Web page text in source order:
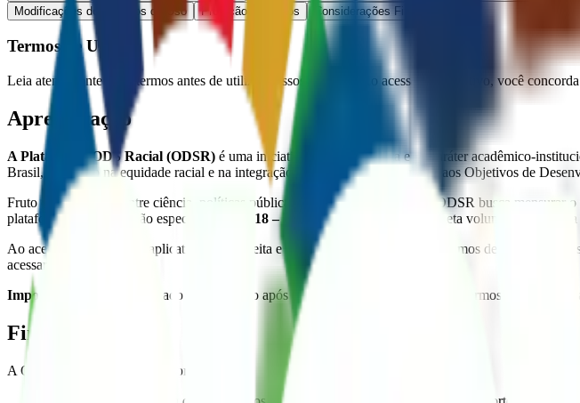
Modificações dos Termos de Uso
Proteção de Dados Considerações Finais
Termos de Uso
Leia atentamente estes termos antes de utilizar nossos serviços. Ao acessar o aplicativo, você
Apresentação
A Plataforma ODS Racial (ODSR) é uma iniciativa pública, gratuita e de caráter acadêmico-
Brasil, com foco na equidade racial e na integração da dimensão étnico-racial aos Objetivos de
Fruto da articulação entre ciência, políticas públicas e compromisso social, a ODSR busca mensurar
plataforma dedica atenção especial ao
ODS 18 – Igualdade Étnico-Racial
, meta voluntária
Ao acessar e utilizar este aplicativo, você aceita e concorda em cumprir estes Termos de Uso e todas
acessar este serviço.
Importante:
O uso continuado do aplicativo após quaisquer modificações nestes termos constitui sua
Finalidade
A ODSR tem como objetivos principais: